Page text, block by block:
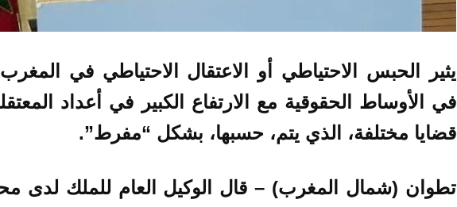
يثير الحبس الاحتياطي أو الاعتقال الاحتياطي في
في الأوساط الحقوقية مع الارتفاع الكبير في أعداد
قضايا مختلفة، الذي يتم، حسبها، بشكل “مفرط”.
تطوان (شمال المغرب) – قال الوكيل العام للملك لدى